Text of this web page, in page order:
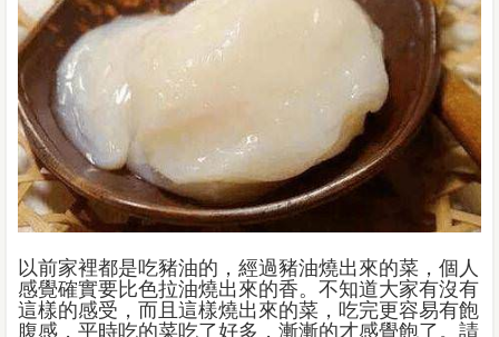
以前家裡都是吃豬油的，經過豬油燒出來的菜，個人
感覺確實要比色拉油燒出來的香。不知道大家有沒有
這樣的感受，而且這樣燒出來的菜，吃完更容易有飽
腹感，平時吃的菜吃了好多，漸漸的才感覺飽了。請